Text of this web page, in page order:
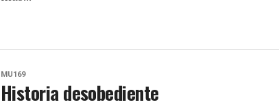
MU169
Historia desobediente